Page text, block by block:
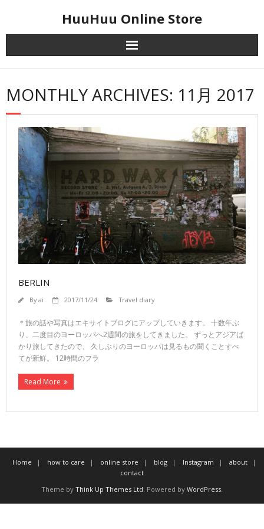
HuuHuu Online Store
MONTHLY ARCHIVES: 11月 2017
BERLIN
Byai 2017/11/24 Travel diary
＊旅の話や写真はエキサイトブログにアップしていきます。 十数年ぶ
り、二度目のヨーロッパへ2週間の旅をしてきました。 ずっとアジアば
かり旅してきたので、 久しぶりのヨーロッパは見るもの聞くことすべ
てが新鮮。 12時間のフラ
Read More
Home how to care online store blog Instagram
about
contact
Theme by Think Up Themes Ltd . Powered by WordPress